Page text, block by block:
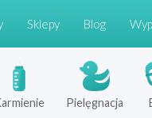
Sklepy Blog
Pielęgnacja